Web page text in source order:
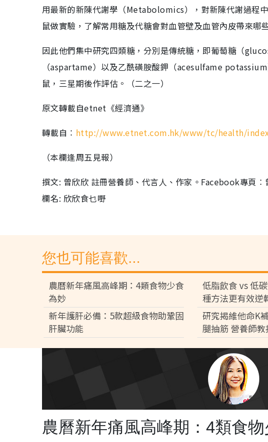
用最新的新陳代謝學（Metabolomics），對新陳代謝過程
鼠做實驗，了解常用糖及代糖會對血管壁及血管內皮帶來哪
因此他們集中研究四類糖，分別是傳統糖，即葡萄糖（
（aspartame）以及乙酰磺胺酸鉀（acesulfame
鼠，三星期後作評估。（二之一）
原文轉載自etnet《經濟通》
轉載自︰ http://www.etnet.com.hk/www/tc/health/
（本欄逢周五見報）
撰文: 曾欣欣 註冊營養師、代言人、作家。Facebook專頁
欄名: 欣欣食乜嘢
您也可能喜歡...
農曆新年痛風高峰期：4類食物少食
為妙
低脂飲食 vs 低
種方法更有效逆
新年護肝必備：5款超級食物助鞏固
肝臟功能
研究揭維他命K
腿抽筋 營養師
農曆新年痛風高峰期：4類食